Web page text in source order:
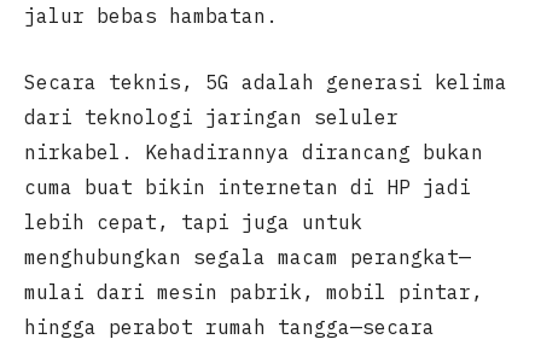
jalur bebas hambatan.
Secara teknis, 5G adalah generasi kelima
dari teknologi jaringan seluler
nirkabel. Kehadirannya dirancang bukan
cuma buat bikin internetan di HP jadi
lebih cepat, tapi juga untuk
menghubungkan segala macam perangkat—
mulai dari mesin pabrik, mobil pintar,
hingga perabot rumah tangga—secara